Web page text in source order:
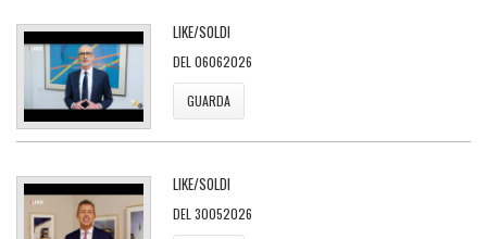
LIKE/SOLDI
DEL 06062026
GUARDA
LIKE/SOLDI
DEL 30052026